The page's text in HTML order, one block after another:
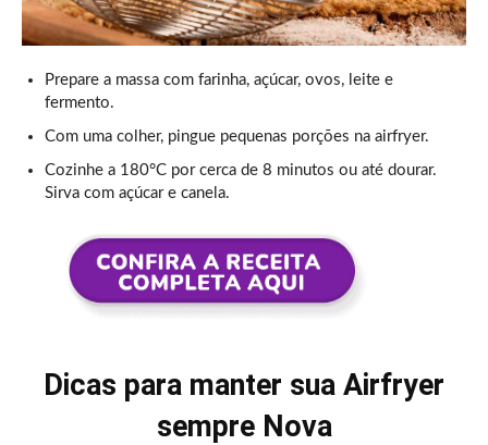
Prepare a massa com farinha, açúcar, ovos, leite e
fermento.
Com uma colher, pingue pequenas porções na airfryer.
Cozinhe a 180°C por cerca de 8 minutos ou até dourar.
Sirva com açúcar e canela.
Dicas para manter sua Airfryer
sempre Nova